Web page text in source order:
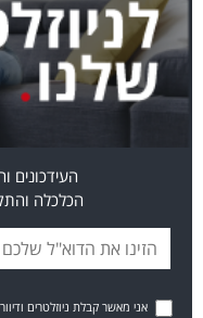
העידכונים
הכלכלה
אני מאשר קבלת ניוזלטרים